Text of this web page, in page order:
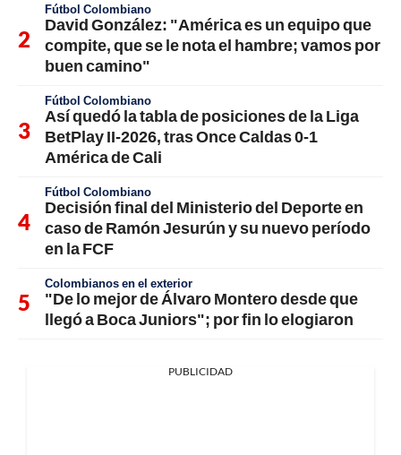
Fútbol Colombiano
David González: "América es un equipo que
compite, que se le nota el hambre; vamos por
buen camino"
Fútbol Colombiano
Así quedó la tabla de posiciones de la Liga
BetPlay II-2026, tras Once Caldas 0-1
América de Cali
Fútbol Colombiano
Decisión final del Ministerio del Deporte en
caso de Ramón Jesurún y su nuevo período
en la FCF
Colombianos en el exterior
"De lo mejor de Álvaro Montero desde que
llegó a Boca Juniors"; por fin lo elogiaron
PUBLICIDAD